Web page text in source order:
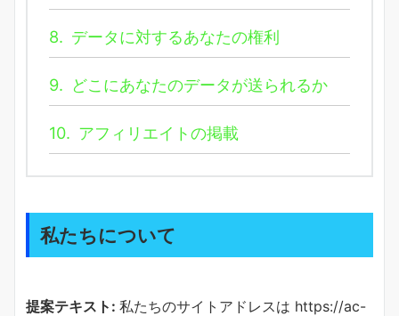
8. データに対するあなたの権利
9. どこにあなたのデータが送られるか
10. アフィリエイトの掲載
私たちについて
提案テキスト: 私たちのサイトアドレスは https://ac-